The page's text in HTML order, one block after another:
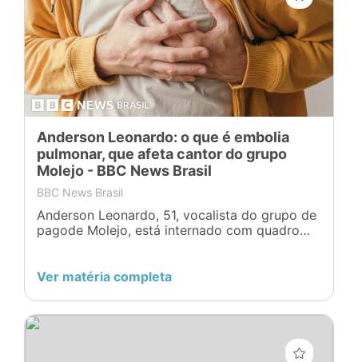
Anderson Leonardo: o que é embolia
pulmonar, que afeta cantor do grupo
Molejo - BBC News Brasil
BBC News Brasil
Anderson Leonardo, 51, vocalista do grupo de
pagode Molejo, está internado com quadro
Ver matéria completa